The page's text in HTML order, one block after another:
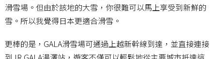
滑雪場。但由於該地的大雪，你很難可以馬上享受到新鮮的
雪。所以我覺得日本更適合滑雪。
更棒的是，GALA滑雪場可通過上越新幹線到達，並直接連接